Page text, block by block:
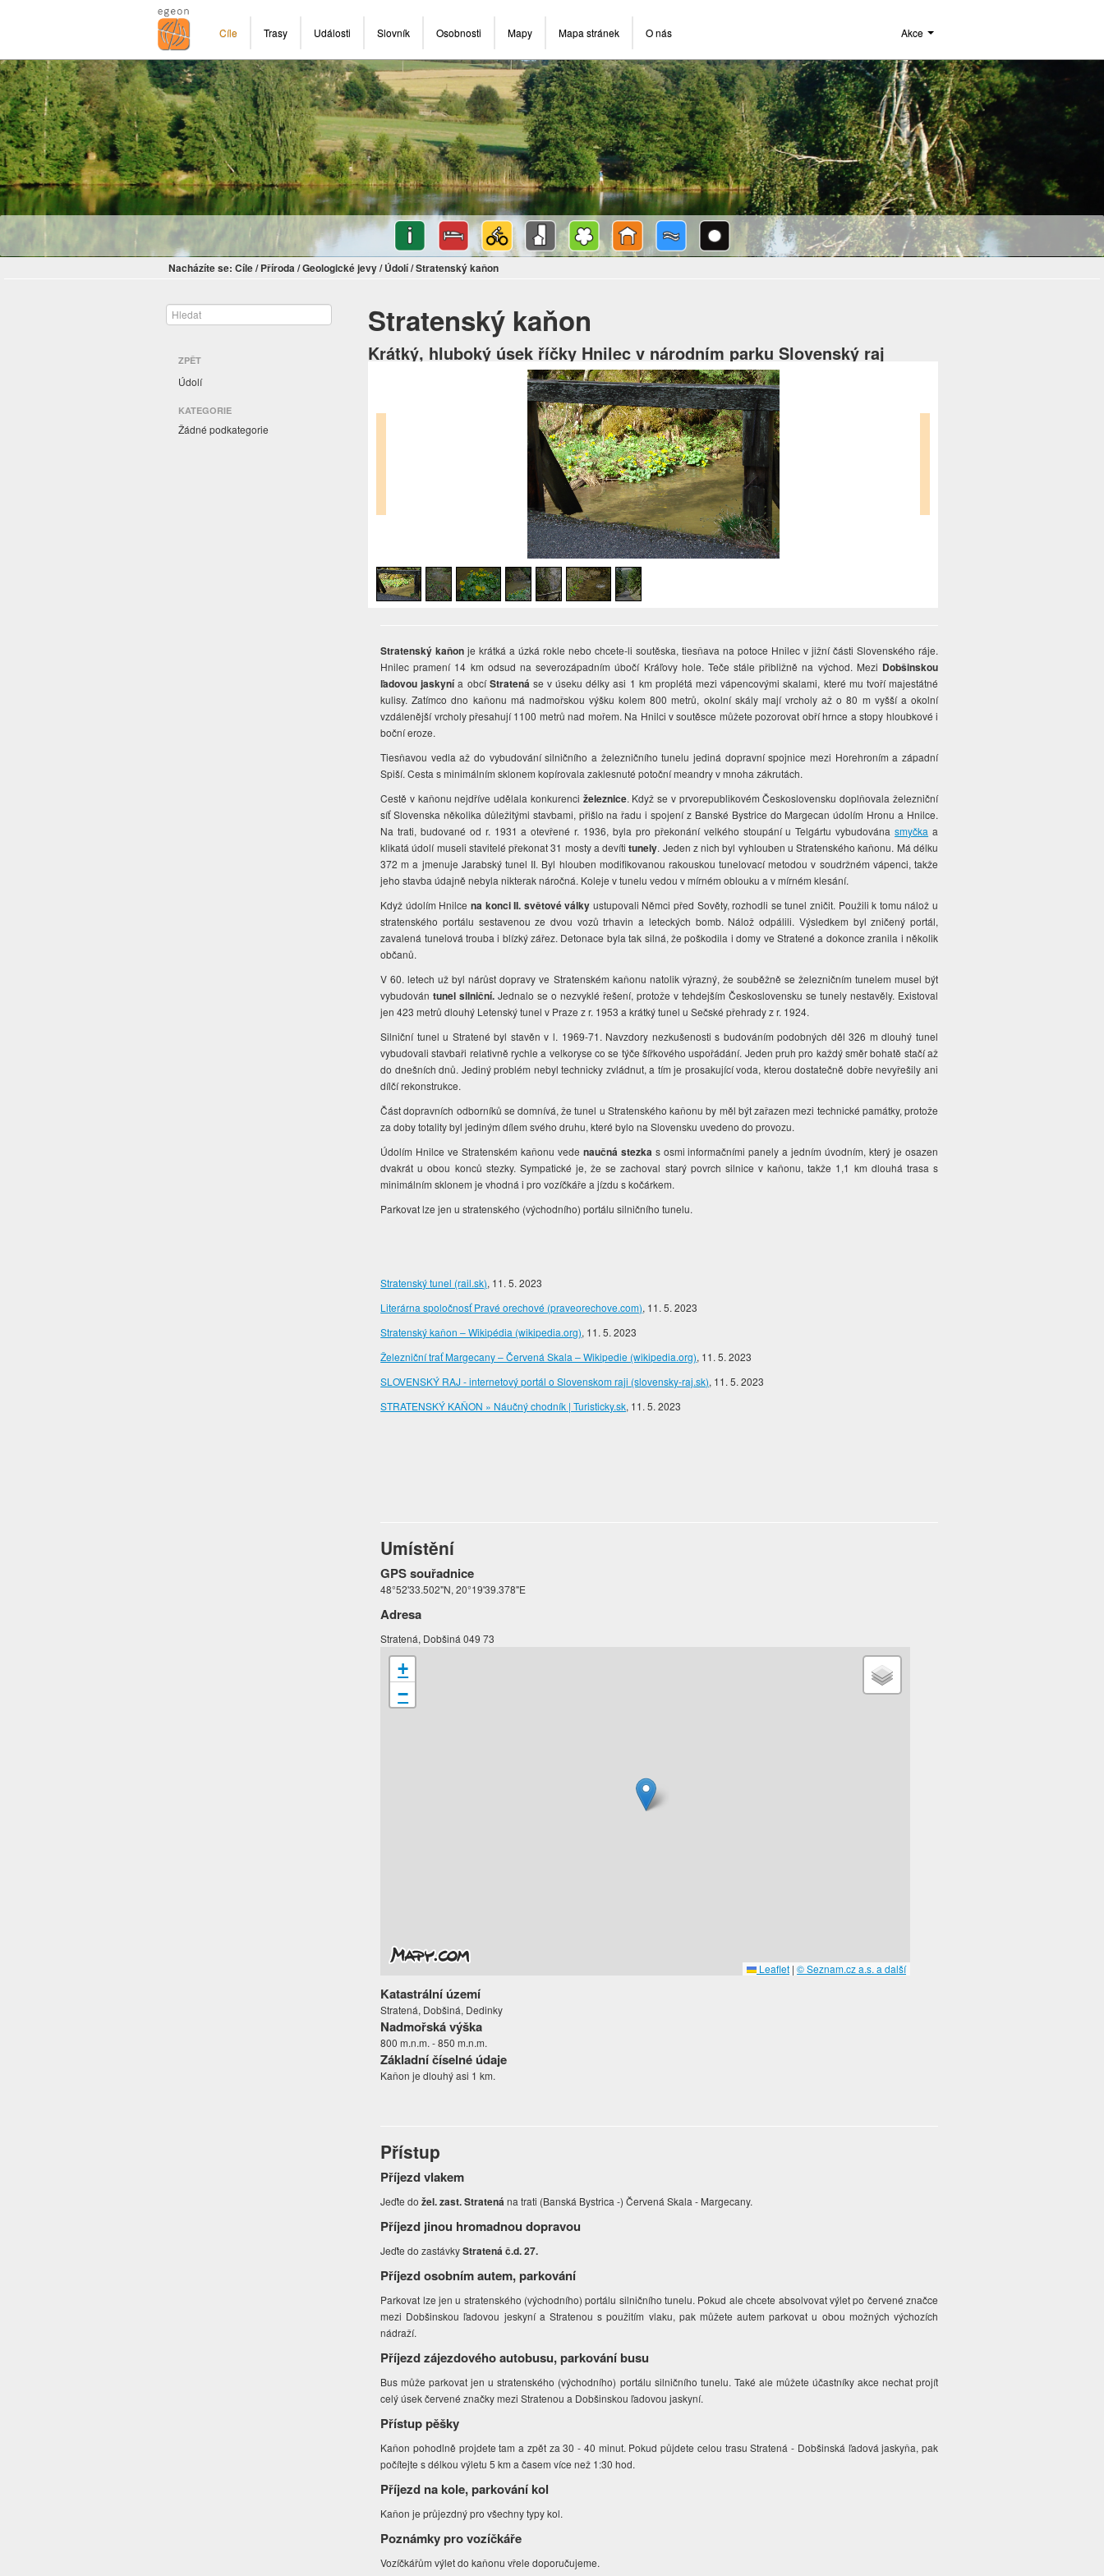
Cíle Trasy Události Slovník Osobnosti Mapy Mapa stránek O nás Akce
Nacházíte se: Cíle/ Příroda/Geologické jevy/ Údolí/Stratenský kaňon
ZPĚT
Údolí
KATEGORIE
Žádné podkategorie
Stratenský kaňon
Krátký, hluboký úsek říčky Hnilec v národním parku Slovenský raj
Stratenský kaňon je krátká a úzká rokle nebo chcete-li soutěska, tiesňava na potoce Hnilec v jižní části Slovenského ráje.
Hnilec pramení 14 km odsud na severozápadním úbočí Kráľovy hole. Teče stále přibližně na východ. Mezi Dobšinskou
ľadovou jaskynía obcíStratená se v úseku délky asi 1 km proplétá mezi vápencovými skalami, které mu tvoří majestátné
kulisy. Zatímco dno kaňonu má nadmořskou výšku kolem 800 metrů, okolní skály mají vrcholy až o 80 m vyšší a okolní
vzdálenější vrcholy přesahují 1100 metrů nad mořem. Na Hnilci v soutěsce můžete pozorovat obří hrnce a stopy hloubkové i
boční eroze.
Tiesňavou vedla až do vybudování silničního a železničního tunelu jediná dopravní spojnice mezi Horehroním a západní
Spiší. Cesta s minimálním sklonem kopírovala zaklesnuté potoční meandry v mnoha zákrutách.
Cestě v kaňonu nejdříve udělala konkurenci železnice. Když se v prvorepublikovém Československu doplňovala železniční
síť Slovenska několika důležitými stavbami, přišlo na řadu i spojení z Banské Bystrice do Margecan údolím Hronu a Hnilce.
Na trati, budované od r. 1931 a otevřené r. 1936, byla pro překonání velkého stoupání u Telgártu vybudovánasmyčka a
klikatá údolí museli stavitelé překonat 31 mosty a devítitunely. Jeden z nich byl vyhlouben u Stratenského kaňonu. Má délku
372 m a jmenuje Jarabský tunel II. Byl hlouben modifikovanou rakouskou tunelovací metodou v soudržném vápenci, takže
jeho stavba údajně nebyla nikterak náročná. Koleje v tunelu vedou v mírném oblouku a v mírném klesání.
Když údolím Hnilce na konci II. světové války ustupovali Němci před Sověty, rozhodli se tunel zničit. Použili k tomu nálož u
stratenského portálu sestavenou ze dvou vozů trhavin a leteckých bomb. Nálož odpálili. Výsledkem byl zničený portál,
zavalená tunelová trouba i blízký zářez. Detonace byla tak silná, že poškodila i domy ve Stratené a dokonce zranila i několik
občanů.
V 60. letech už byl nárůst dopravy ve Stratenském kaňonu natolik výrazný, že souběžně se železničním tunelem musel být
vybudovántunel silniční. Jednalo se o nezvyklé řešení, protože v tehdejším Československu se tunely nestavěly. Existoval
jen 423 metrů dlouhý Letenský tunel v Praze z r. 1953 a krátký tunel u Sečské přehrady z r. 1924.
Silniční tunel u Stratené byl stavěn v l. 1969-71. Navzdory nezkušenosti s budováním podobných děl 326 m dlouhý tunel
vybudovali stavbaři relativně rychle a velkoryse co se týče šířkového uspořádání. Jeden pruh pro každý směr bohatě stačí až
do dnešních dnů. Jediný problém nebyl technicky zvládnut, a tím je prosakující voda, kterou dostatečně dobře nevyřešily ani
dílčí rekonstrukce.
Část dopravních odborníků se domnívá, že tunel u Stratenského kaňonu by měl být zařazen mezi technické památky, protože
za doby totality byl jediným dílem svého druhu, které bylo na Slovensku uvedeno do provozu.
Údolím Hnilce ve Stratenském kaňonu vede naučná stezka s osmi informačními panely a jedním úvodním, který je osazen
dvakrát u obou konců stezky. Sympatické je, že se zachoval starý povrch silnice v kaňonu, takže 1,1 km dlouhá trasa s
minimálním sklonem je vhodná i pro vozíčkáře a jízdu s kočárkem.
Parkovat lze jen u stratenského (východního) portálu silničního tunelu.
Stratenský tunel (rail.sk), 11. 5. 2023
Literárna spoločnosť Pravé orechové (praveorechove.com), 11. 5. 2023
Stratenský kaňon – Wikipédia (wikipedia.org), 11. 5. 2023
Železniční trať Margecany – Červená Skala – Wikipedie (wikipedia.org), 11. 5. 2023
SLOVENSKÝ RAJ - internetový portál o Slovenskom raji (slovensky-raj.sk), 11. 5. 2023
STRATENSKÝ KAŇON » Náučný chodník | Turisticky.sk, 11. 5. 2023
Umístění
GPS souřadnice
48°52'33.502"N, 20°19'39.378"E
Adresa
Stratená, Dobšiná 049 73
+
−
Leaflet | © Seznam.cz a.s. a další
Katastrální území
Stratená, Dobšiná, Dedinky
Nadmořská výška
800 m.n.m. - 850 m.n.m.
Základní číselné údaje
Kaňon je dlouhý asi 1 km.
Přístup
Příjezd vlakem
Jeďte dožel. zast. Stratenána trati (Banská Bystrica -) Červená Skala - Margecany.
Příjezd jinou hromadnou dopravou
Jeďte do zastávkyStratená č.d. 27.
Příjezd osobním autem, parkování
Parkovat lze jen u stratenského (východního) portálu silničního tunelu. Pokud ale chcete absolvovat výlet po červené značce
mezi Dobšinskou ľadovou jeskyní a Stratenou s použitím vlaku, pak můžete autem parkovat u obou možných výchozích
nádraží.
Příjezd zájezdového autobusu, parkování busu
Bus může parkovat jen u stratenského (východního) portálu silničního tunelu. Také ale můžete účastníky akce nechat projít
celý úsek červené značky mezi Stratenou a Dobšinskou ľadovou jaskyní.
Přístup pěšky
Kaňon pohodlně projdete tam a zpět za 30 - 40 minut. Pokud půjdete celou trasu Stratená - Dobšinská ľadová jaskyňa, pak
počítejte s délkou výletu 5 km a časem více než 1:30 hod.
Příjezd na kole, parkování kol
Kaňon je průjezdný pro všechny typy kol.
Poznámky pro vozíčkáře
Vozíčkářům výlet do kaňonu vřele doporučujeme.